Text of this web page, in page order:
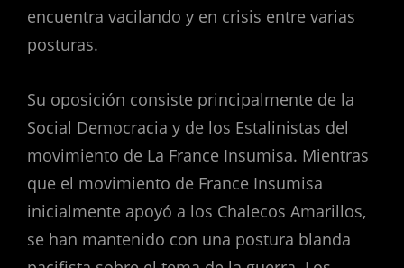
encuentra vacilando y en crisis entre varias
posturas.
Su oposición consiste principalmente de la
Social Democracia y de los Estalinistas del
movimiento de La France Insumisa. Mientras
que el movimiento de France Insumisa
inicialmente apoyó a los Chalecos Amarillos,
se han mantenido con una postura blanda